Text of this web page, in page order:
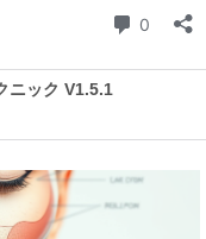
ニック V1.5.1